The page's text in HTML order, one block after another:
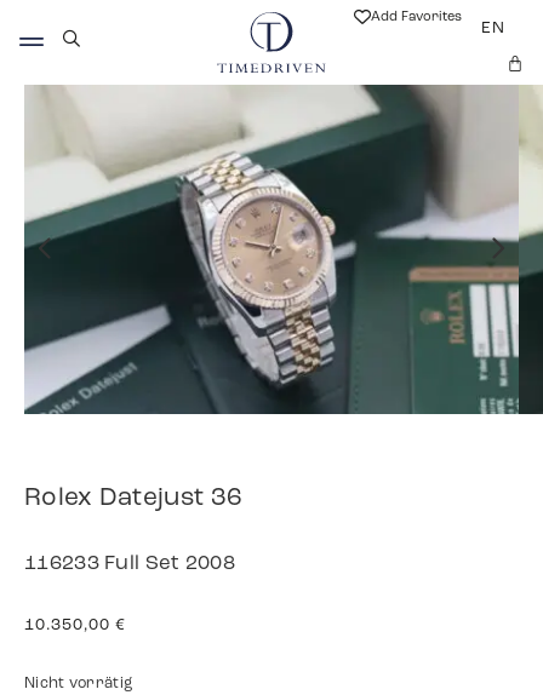
Add Favorites
EN
Rolex Datejust 36
116233 Full Set 2008
10.350,00 €
Nicht vorrätig